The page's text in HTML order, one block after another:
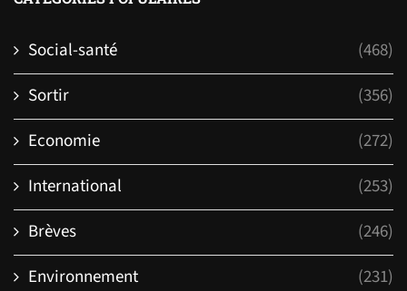
Social-santé
(468)
Sortir
(356)
Economie
(272)
International
(253)
Brèves
(246)
Environnement
(231)